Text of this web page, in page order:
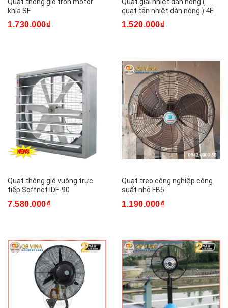
khía SF
1.730.000₫
quạt tản nhiệt dàn nóng ) 4E
1.520.000₫
Quạt thông gió vuông trực
tiếp Soffnet IDF-90
7.580.000₫
Quạt treo công nghiệp công
suất nhỏ FB5
1.190.000₫